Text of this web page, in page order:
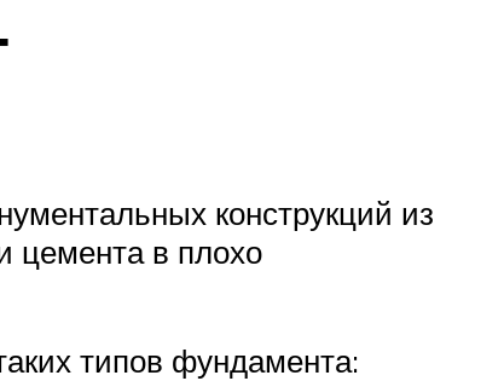
конструкций из
цемента в плохо
типов фундамента: